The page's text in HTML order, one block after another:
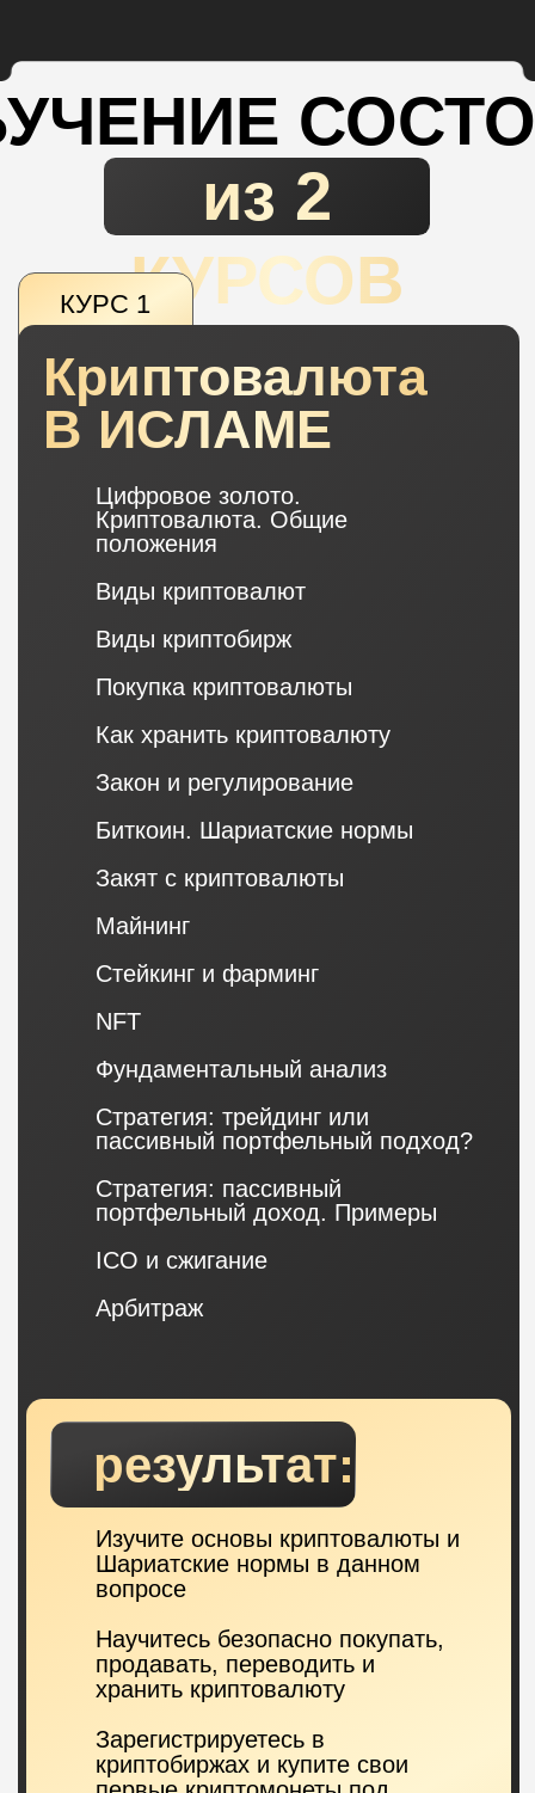
за вас по заранее установленным
условиям и огородит вас от паники
и эмоциональных решений.
Метод соответствует шариатскому
фильтру. Этот вид инвестиций
халяльный, так как это торговля, а
она не считается запретной для
Преимущества
Алготрейдинга
боту набор инструкций.
Например, можно настроить бот
так, чтобы он покупал монеты,
когда их цена падает на 5%, и
продавал, когда цена вырастет
на 7%.
Задание правил:
и автоматически совершает
сделки в нужные моменты, без
задержек и человеческих
эмоций.
программа работает без перерывов
и эмоций,быстро реагирует на
изменения на рынке и позволяет
трейдерам сконцентрироваться на
Это делает торговлю более
профессиональной, эффективной и
прибыльной,помогает преодолеть
точнее, чем люди, поэтому они
могут реагировать на рыночные
изменения мгновенно, что
особенно важно в условиях
высокой волатильности
(изменчивости рынка).